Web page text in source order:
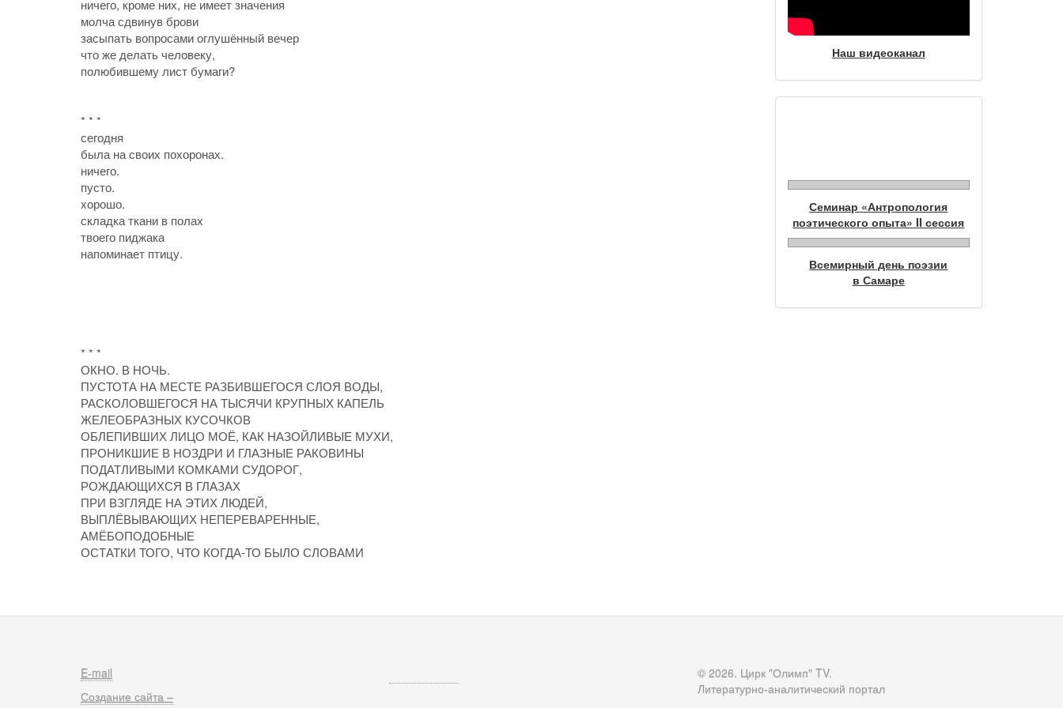
ничего, кроме них, не имеет значения
молча сдвинув брови
засыпать вопросами оглушённый вечер
что же делать человеку,
полюбившему лист бумаги?
* * *
сегодня
была на своих похоронах.
ничего.
пусто.
хорошо.
складка ткани в полах
твоего пиджака
напоминает птицу.
* * *
ОКНО. В НОЧЬ.
ПУСТОТА НА МЕСТЕ РАЗБИВШЕГОСЯ СЛОЯ ВОДЫ,
РАСКОЛОВШЕГОСЯ НА ТЫСЯЧИ КРУПНЫХ КАПЕЛЬ
ЖЕЛЕОБРАЗНЫХ КУСОЧКОВ
ОБЛЕПИВШИХ ЛИЦО МОЁ, КАК НАЗОЙЛИВЫЕ МУХИ,
ПРОНИКШИЕ В НОЗДРИ И ГЛАЗНЫЕ РАКОВИНЫ
ПОДАТЛИВЫМИ КОМКАМИ СУДОРОГ,
РОЖДАЮЩИХСЯ В ГЛАЗАХ
ПРИ ВЗГЛЯДЕ НА ЭТИХ ЛЮДЕЙ,
ВЫПЛЁВЫВАЮЩИХ НЕПЕРЕВАРЕННЫЕ,
АМЁБОПОДОБНЫЕ
ОСТАТКИ ТОГО, ЧТО КОГДА-ТО БЫЛО СЛОВАМИ
Наш видеоканал
Семинар «Антропология
поэтического опыта» II сессия
Всемирный день поэзии
в Самаре
E-mail
Создание сайта –
© 2026. Цирк "Олимп" TV.
Литературно-аналитический портал